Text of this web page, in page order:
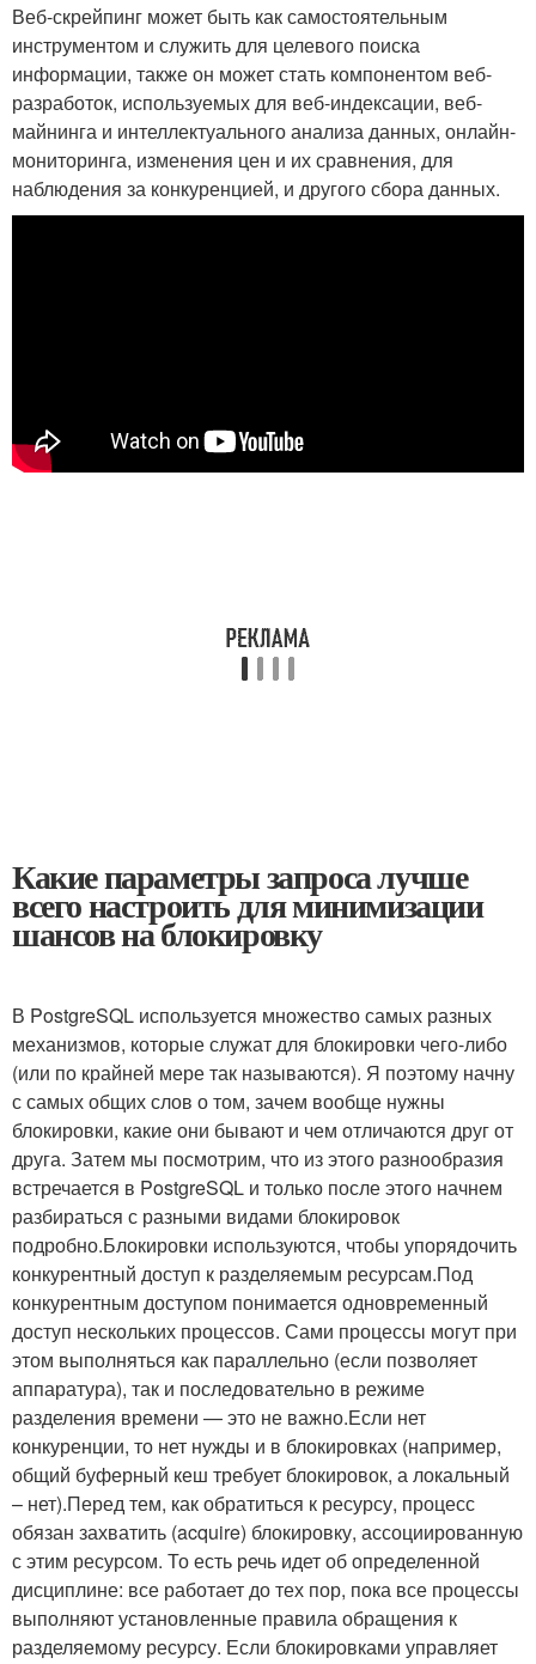
Веб-скрейпинг может быть как самостоятельным
инструментом и служить для целевого поиска
информации, также он может стать компонентом веб-
разработок, используемых для веб-индексации, веб-
майнинга и интеллектуального анализа данных, онлайн-
мониторинга, изменения цен и их сравнения, для
наблюдения за конкуренцией, и другого сбора данных.
Какие параметры запроса лучше
всего настроить для минимизации
шансов на блокировку
В PostgreSQL используется множество самых разных
механизмов, которые служат для блокировки чего-либо
(или по крайней мере так называются). Я поэтому начну
с самых общих слов о том, зачем вообще нужны
блокировки, какие они бывают и чем отличаются друг от
друга. Затем мы посмотрим, что из этого разнообразия
встречается в PostgreSQL и только после этого начнем
разбираться с разными видами блокировок
подробно.Блокировки используются, чтобы упорядочить
конкурентный доступ к разделяемым ресурсам.Под
конкурентным доступом понимается одновременный
доступ нескольких процессов. Сами процессы могут при
этом выполняться как параллельно (если позволяет
аппаратура), так и последовательно в режиме
разделения времени — это не важно.Если нет
конкуренции, то нет нужды и в блокировках (например,
общий буферный кеш требует блокировок, а локальный
– нет).Перед тем, как обратиться к ресурсу, процесс
обязан захватить (acquire) блокировку, ассоциированную
с этим ресурсом. То есть речь идет об определенной
дисциплине: все работает до тех пор, пока все процессы
выполняют установленные правила обращения к
разделяемому ресурсу. Если блокировками управляет